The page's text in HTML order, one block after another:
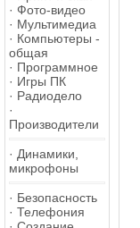
· Фото-видео
· Мультимедиа
· Компьютеры -
общая
· Программное
· Игры ПК
· Радиодело
·
Производители
· Динамики,
микрофоны
· Безопасность
· Телефония